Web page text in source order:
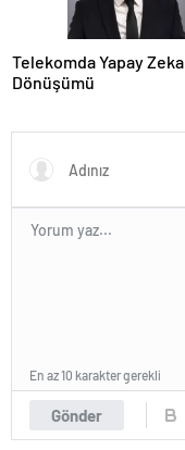
Telekomda Yapay Zeka
Dönüşümü
Gönder
En az 10 karakter gerekli